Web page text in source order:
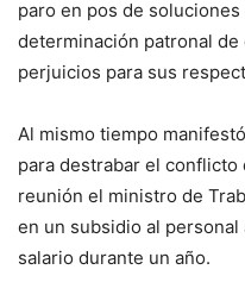
paro en pos de
determinación patronal de
perjuicios para sus
Al mismo tiempo
para destrabar el
reunión el ministro de
en un subsidio al
salario durante un año.